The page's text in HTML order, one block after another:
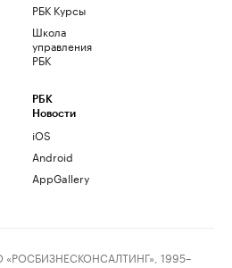
РБК Курсы
Школа
управления
РБК
РБК
Новости
iOS
Android
AppGallery
1995–